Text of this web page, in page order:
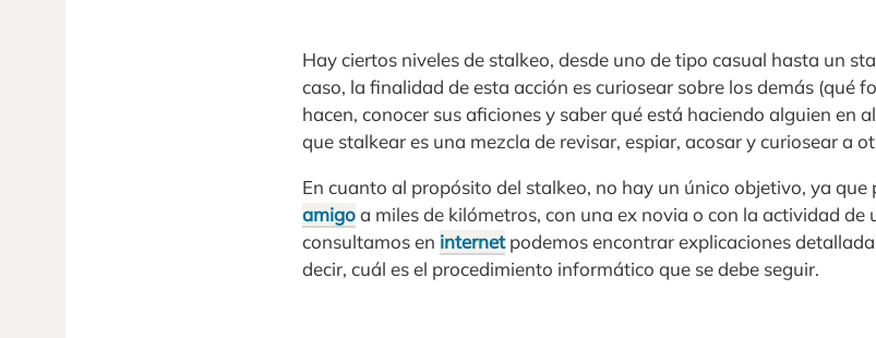
Hay ciertos niveles de stalkeo, desde uno de tipo casual hasta un
caso, la finalidad de esta acción es curiosear sobre los demás (qué
hacen, conocer sus aficiones y saber qué está haciendo alguien en
que stalkear es una mezcla de revisar, espiar, acosar y curiosear a
En cuanto al propósito del stalkeo, no hay un único objetivo, ya
amigoa miles de kilómetros, con una ex novia o con la actividad de
consultamos en internetpodemos encontrar explicaciones
decir, cuál es el procedimiento informático que se debe seguir.